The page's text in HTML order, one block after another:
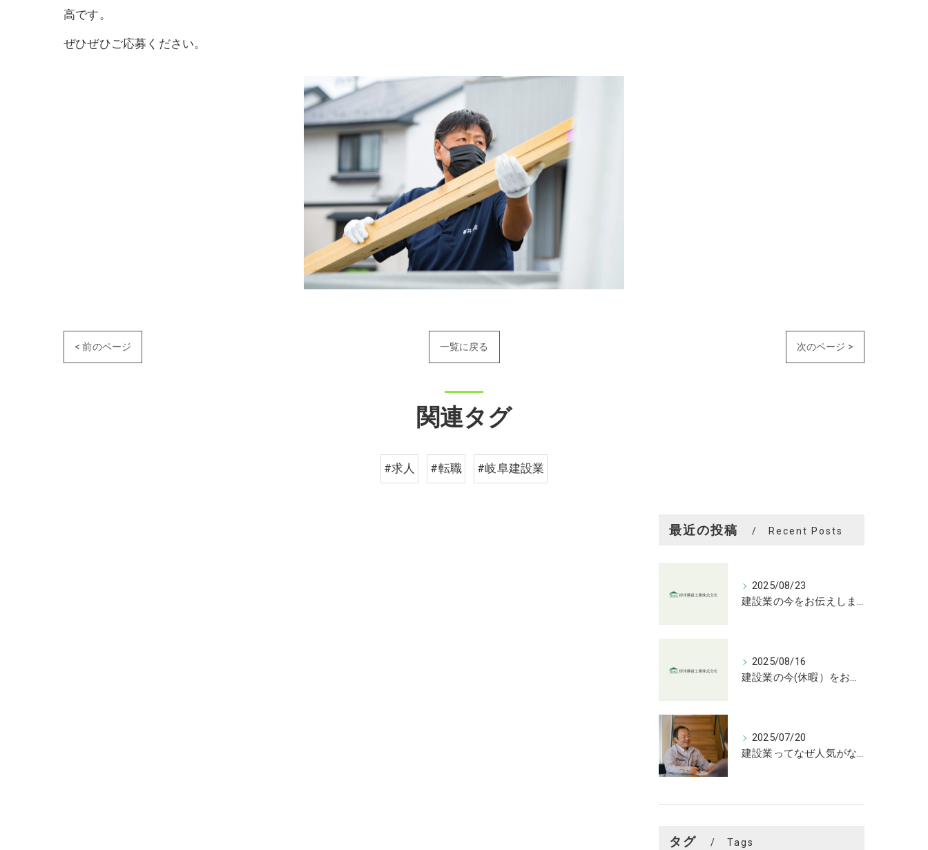
高です。
ぜひぜひご応募ください。
< 前のページ 一覧に戻る 次のページ >
関連タグ
#求人 #転職 #岐阜建設業
最近の投稿 Recent Posts
2025/08/23
建設業の今をお伝えします
2025/08/16
建設業の今(休暇）をお伝えします
2025/07/20
建設業ってなぜ人気がない？
タグ Tags